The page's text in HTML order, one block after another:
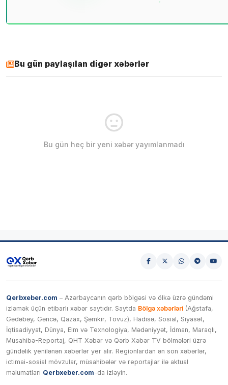
Bu gün paylaşılan digər xəbərlər
Bu gün heç bir yeni xəbər yayımlanmadı
Qerbxeber.com – Azərbaycanın qərb bölgəsi və ölkə üzrə gündəmi
izləmək üçün etibarlı xəbər saytıdır. Saytda Bölgə xəbərləri (Ağstafa,
Gədəbəy, Gəncə, Qazax, Şəmkir, Tovuz), Hadisə, Sosial, Siyasət,
İqtisadiyyat, Dünya, Elm və Texnologiya, Mədəniyyət, İdman, Maraqlı,
Müsahibə-Reportaj, QHT Xəbər və Qərb Xəbər TV bölmələri üzrə
gündəlik yenilənən xəbərlər yer alır. Regionlardan ən son xəbərlər,
ictimai-sosial mövzular, müsahibələr və reportajlar ilə aktual
məlumatları Qerbxeber.com-da izləyin.